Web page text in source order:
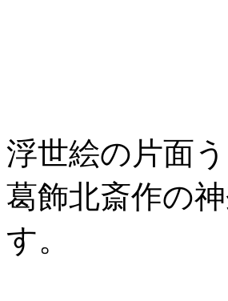
浮世絵の片面
葛飾北斎作の
す。